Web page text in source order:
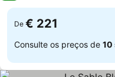
De € 221
Consulte os preços de 10